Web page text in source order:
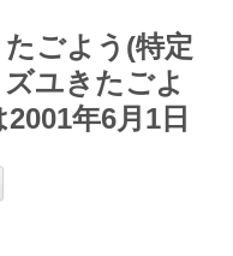
ごよう(特定
ユきたごよ
年6月1日